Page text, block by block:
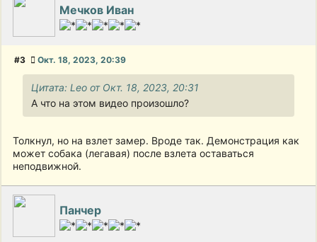
Мечков Иван
#3 Окт. 18, 2023, 20:39
Цитата: Leo от Окт. 18, 2023, 20:31
А что на этом видео произошло?
Толкнул, но на взлет замер. Вроде так. Демонстрация как
может собака (легавая) после взлета оставаться
неподвижной.
Панчер